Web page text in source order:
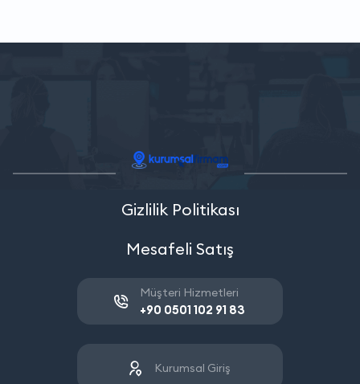
Gizlilik Politikası
Mesafeli Satış
Müşteri Hizmetleri
+90 0501 102 91 83
Kurumsal Giriş